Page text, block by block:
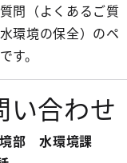
問（よくあるご質
環境の保全）のペ
す。
い合わせ
部 水環境課